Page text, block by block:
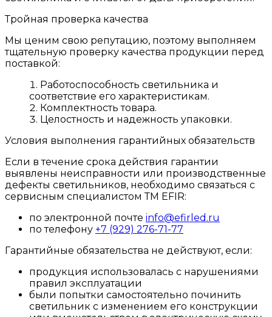
Тройная проверка качества
Мы ценим свою репутацию, поэтому выполняем
тщательную проверку качества продукции перед
поставкой:
Работоспособность светильника и
соответствие его характеристикам.
Комплектность товара.
Целостность и надежность упаковки.
Условия выполнения гарантийных обязательств
Если в течение срока действия гарантии
выявлены неисправности или производственные
дефекты светильников, необходимо связаться с
сервисным специалистом ТМ EFIR:
по электронной почте info@efirled.ru
по телефону +7 (929) 276-71-77
Гарантийные обязательства не действуют, если:
продукция использовалась с нарушениями
правил эксплуатации
были попытки самостоятельно починить
светильник с изменением его конструкции